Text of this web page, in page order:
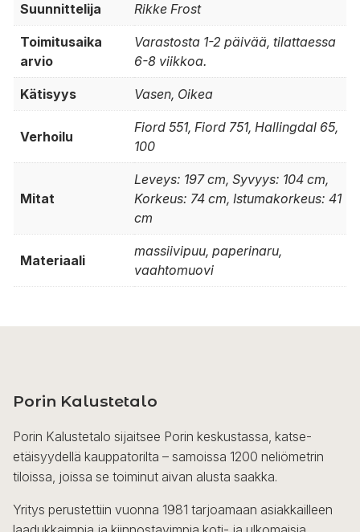
Suunnittelija Rikke Frost
Toimitusaika
arvio
Varastosta 1-2 päivää, tilattaessa
6-8 viikkoa.
Kätisyys Vasen, Oikea
Verhoilu
Fiord 551, Fiord 751, Hallingdal 65,
100
Mitat
Leveys: 197 cm, Syvyys: 104 cm,
Korkeus: 74 cm, Istumakorkeus: 41
cm
Materiaali
massiivipuu, paperinaru,
vaahtomuovi
Porin Kalustetalo
Porin Kalustetalo sijaitsee Porin keskustassa, katse-
etäisyydellä kauppatorilta – samoissa 1200 neliömetrin
tiloissa, joissa se toiminut aivan alusta saakka.
Yritys perustettiin vuonna 1981 tarjoamaan asiakkailleen